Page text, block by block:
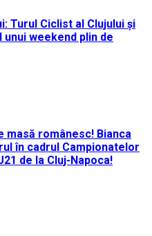
Turul Ciclist al Clujului și
weekend plin de
masă românesc! Bianca
în cadrul Campionatelor
de la Cluj-Napoca!